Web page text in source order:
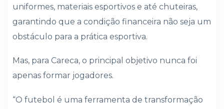
uniformes, materiais esportivos e até chuteiras,
garantindo que a condição financeira não seja um
obstáculo para a prática esportiva.
Mas, para Careca, o principal objetivo nunca foi
apenas formar jogadores.
“O futebol é uma ferramenta de transformação